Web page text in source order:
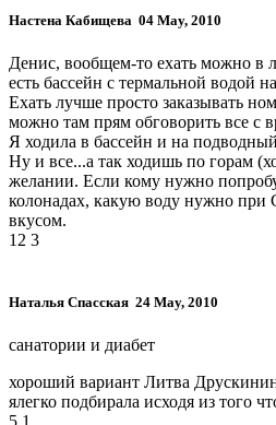
Настена Кабищева 04 May, 2010
Денис, вообщем-то ехать можно в
есть бассейн с термальной водой
Ехать лучше просто заказывать
можно там прям обговорить все с
Я ходила в бассейн и на
Ну и все...а так ходишь по горам
желании. Если кому нужно
колонадах, какую воду нужно при
вкусом.
12 3
Наталья Спасская 24 May, 2010
санатории и диабет
хороший вариант Литва
ялегко подбирала исходя из того